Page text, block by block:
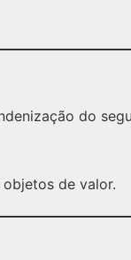
do
de valor.